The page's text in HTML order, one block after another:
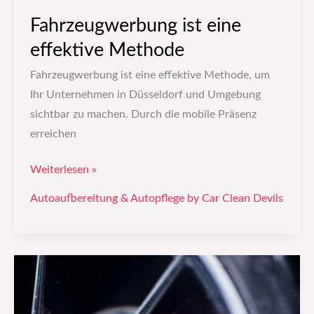
Fahrzeugwerbung ist eine
effektive Methode
Fahrzeugwerbung ist eine effektive Methode, um
Ihr Unternehmen in Düsseldorf und Umgebung
sichtbar zu machen. Durch die mobile Präsenz
erreichen
Weiterlesen »
Autoaufbereitung & Autopflege by Car Clean Devils
Eine
regelmäßige
und